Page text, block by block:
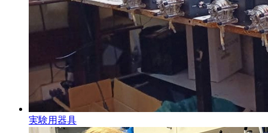
実験用器具